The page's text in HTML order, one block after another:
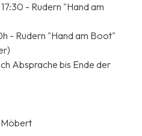
- Rudern "Hand am
- Rudern "Hand am Boot"
Absprache bis Ende der